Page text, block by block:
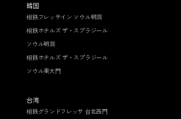
韓国
相鉄フレッサイン ソウル明洞
相鉄ホテルズ ザ・スプラジール
ソウル明洞
相鉄ホテルズ ザ・スプラジール
ソウル東大門
台湾
相鉄グランドフレッサ 台北西門